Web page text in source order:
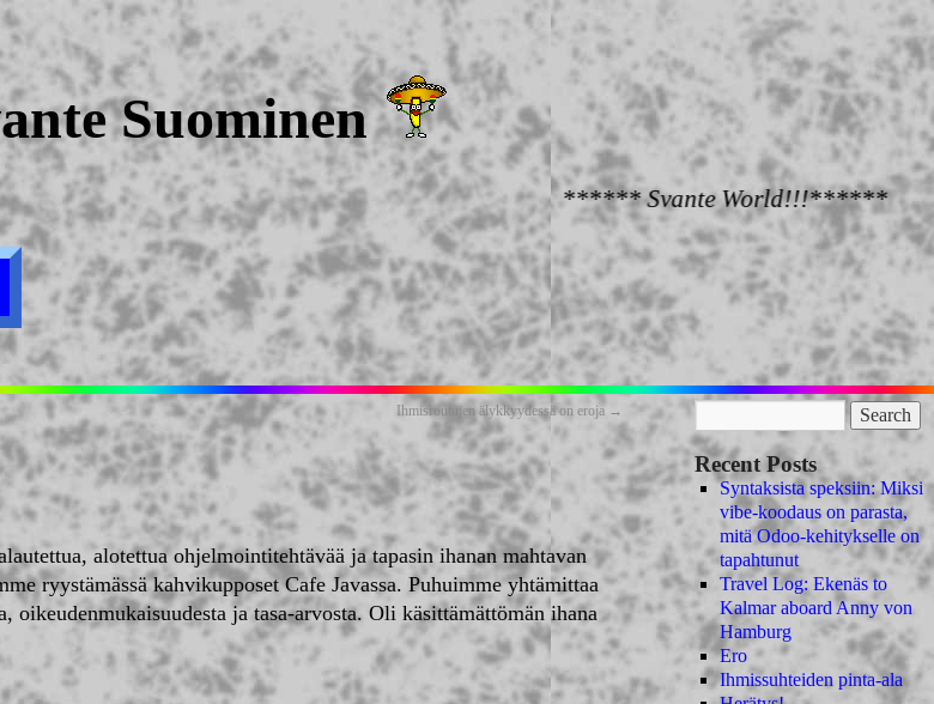
Suominen
****** Svante World!!!******
Ihmisroutujen älykkyydessä on eroja →
alotettua ohjelmointitehtävää ja tapasin ihanan mahtavan
ryystämässä kahvikupposet Cafe Javassa. Puhuimme yhtämittaa
ja tasa-arvosta. Oli käsittämättömän ihana
Recent Posts
Syntaksista speksiin: Miksi
vibe-koodaus on parasta,
mitä Odoo-kehitykselle on
tapahtunut
Travel Log: Ekenäs to
Kalmar aboard Anny von
Hamburg
Ero
Ihmissuhteiden pinta-ala